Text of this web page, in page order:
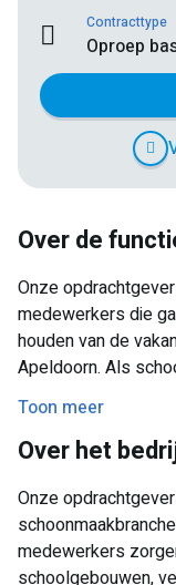
Contracttype
Oproep
Over de
Onze
medewerkers die
houden van de
Apeldoorn. Als
klaarmaken van de
vakantieparken in
hierbij uit
bijvoorbeeld. Het is
gebeurd zodat we
Toon meer
Over het
Onze
medewerkers
schoolgebouwen,